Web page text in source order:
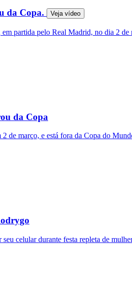
da Copa. Veja vídeo
partida pelo Real Madrid, no dia 2 de
da Copa
de março, e está fora da Copa do
celular durante festa repleta de